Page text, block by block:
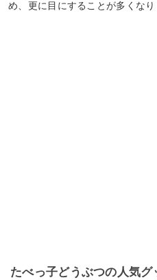
め、更に目にすることが多くなり
たべっ子どうぶつの人気グ